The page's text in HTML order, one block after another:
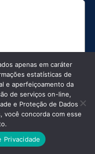
no Sudoeste de
antes do
Passos
apenas em caráter
estatísticas de
e aperfeiçoamento da
de serviços on-line,
e Proteção de Dados
você concorda com esse
Privacidade